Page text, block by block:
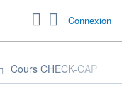
Connexion
Cours CHECK-CAP